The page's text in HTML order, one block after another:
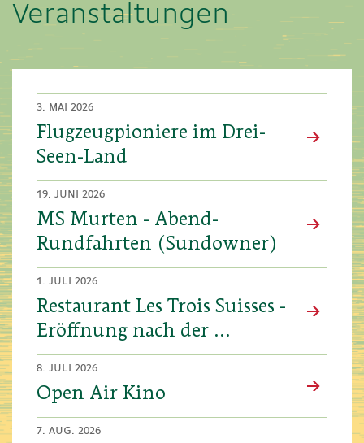
Veranstaltungen
3. MAI 2026
Flugzeugpioniere im Drei-
Seen-Land
19. JUNI 2026
MS Murten - Abend-
Rundfahrten (Sundowner)
1. JULI 2026
Restaurant Les Trois Suisses -
Eröffnung nach der ...
8. JULI 2026
Open Air Kino
7. AUG. 2026